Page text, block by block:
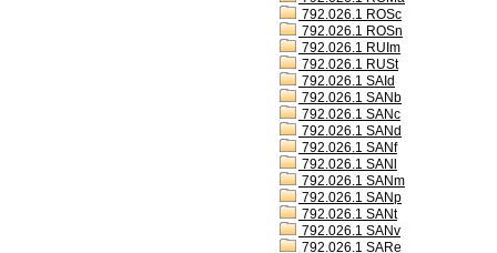
792.026.1 ROSc
792.026.1 ROSn
792.026.1 RUIm
792.026.1 RUSt
792.026.1 SAId
792.026.1 SANb
792.026.1 SANc
792.026.1 SANd
792.026.1 SANf
792.026.1 SANl
792.026.1 SANm
792.026.1 SANp
792.026.1 SANt
792.026.1 SANv
792.026.1 SARe